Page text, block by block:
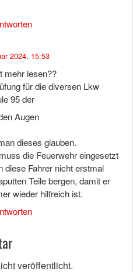
2024, 15:53
mehr lesen??
für die diversen Lkw
95 der
Augen
dieses glauben.
die Feuerwehr eingesetzt
diese Fahrer nicht erstmal
Teile bergen, damit er
wieder hilfreich ist.
veröffentlicht.